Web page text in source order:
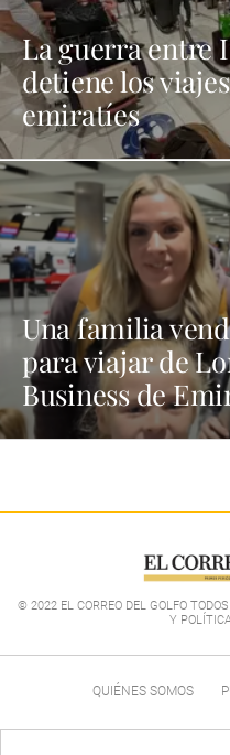
La guerra entre
detiene los
emiratíes
Una familia
para viajar de
Business de
© 2022 EL CORREO DEL GOLFO
Y
QUIÉNES SOMOS